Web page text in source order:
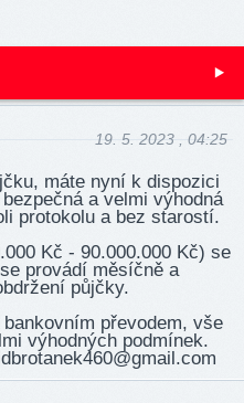
19. 5. 2023 , 04:25
máte nyní k dispozici
a velmi výhodná
protokolu a bez starostí.
Kč - 90.000.000 Kč) se
provádí měsíčně a
půjčky.
převodem, vše
výhodných podmínek.